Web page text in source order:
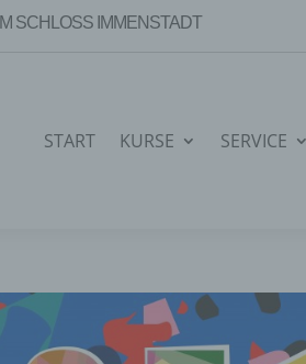
IM SCHLOSS IMMENSTADT
START KURSE SERVICE